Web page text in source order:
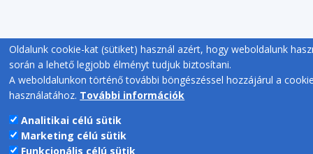
Oldalunk cookie-kat (sütiket) használ azért, hogy weboldalunk
során a lehető legjobb élményt tudjuk biztosítani.
A weboldalunkon történő további böngészéssel hozzájárul a
használatához. További információk
Analitikai célú sütik
Marketing célú sütik
Funkcionális célú sütik